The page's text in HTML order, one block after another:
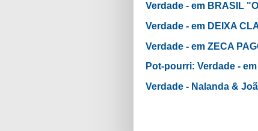
Verdade - em BRASIL
Verdade - em DEIXA
Verdade - em ZECA
Pot-pourri: Verdade -
Verdade - Nalanda &